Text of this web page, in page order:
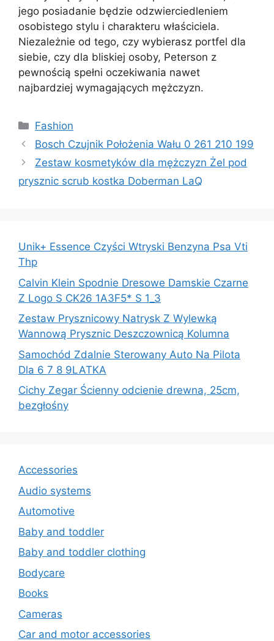
jego posiadanie będzie odzwierciedleniem
osobistego stylu i charakteru właściciela.
Niezależnie od tego, czy wybierasz portfel dla
siebie, czy dla bliskiej osoby, Peterson z
pewnością spełni oczekiwania nawet
najbardziej wymagających mężczyzn.
Kategorie
Fashion
Bosch Czujnik Położenia Wału 0 261 210 199
Zestaw kosmetyków dla mężczyzn Żel pod
prysznic scrub kostka Doberman LaQ
Unik+ Essence Czyści Wtryski Benzyna Psa Vti
Thp
Calvin Klein Spodnie Dresowe Damskie Czarne
Z Logo S CK26 1A3F5* S 1_3
Zestaw Prysznicowy Natrysk Z Wylewką
Wannową Prysznic Deszczownicą Kolumna
Samochód Zdalnie Sterowany Auto Na Pilota
Dla 6 7 8 9LATKA
Cichy Zegar Ścienny odcienie drewna, 25cm,
bezgłośny
Accessories
Audio systems
Automotive
Baby and toddler
Baby and toddler clothing
Bodycare
Books
Cameras
Car and motor accessories